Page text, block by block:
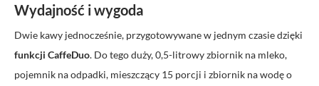
Wydajność i wygoda
Dwie kawy jednocześnie, przygotowywane w jednym czasie dzięki
funkcji CaffeDuo. Do tego duży, 0,5-litrowy zbiornik na mleko,
pojemnik na odpadki, mieszczący 15 porcji i zbiornik na wodę o